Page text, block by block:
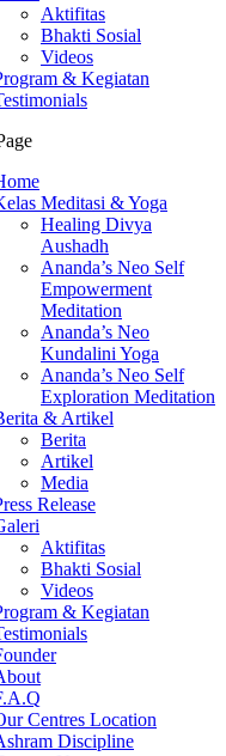
Aktifitas
Bhakti Sosial
Videos
& Kegiatan
Meditasi & Yoga
Healing Divya
Aushadh
Ananda’s Neo Self
Empowerment
Meditation
Ananda’s Neo
Kundalini Yoga
Ananda’s Neo Self
Exploration Meditation
& Artikel
Berita
Artikel
Media
Release
Aktifitas
Bhakti Sosial
Videos
& Kegiatan
Centres Location
Discipline